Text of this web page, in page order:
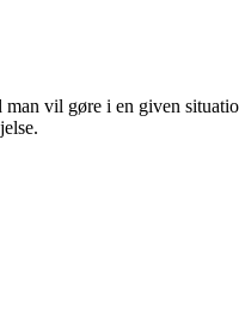
vil gøre i en given